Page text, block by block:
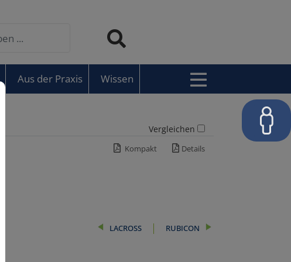
Aus der Praxis Wissen
Vergleichen
Kompakt Details
RUBICON
LACROSS